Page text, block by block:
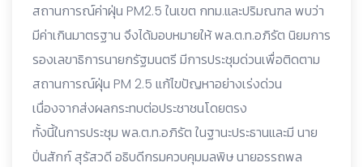
สถานการณ์ค่าฝุ่น PM2.5 ในเขต กทม.และปริมณฑล พบว่า
มีค่าเกินมาตรฐาน จึงได้มอบหมายให้ พล.ต.ท.อภิรัต นิยมการ
รองเลขาธิการนายกรัฐมนตรี มีการประชุมด่วนเพื่อติดตาม
สถานการณ์ฝุ่น PM 2.5 แก้ไขปัญหาอย่างเร่งด่วน
เนื่องจากส่งผลกระทบต่อประชาชนโดยตรง
ทั้งนี้ในการประชุม พล.ต.ท.อภิรัต ในฐานะประธานและมี นาย
ปิ่นสักก์ สุรัสวดี อธิบดีกรมควบคุมมลพิษ นายอรรถพล